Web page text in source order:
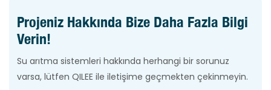
Projeniz Hakkında Bize Daha Fazla Bilgi
Verin!
Su arıtma sistemleri hakkında herhangi bir sorunuz
varsa, lütfen QILEE ile iletişime geçmekten çekinmeyin.